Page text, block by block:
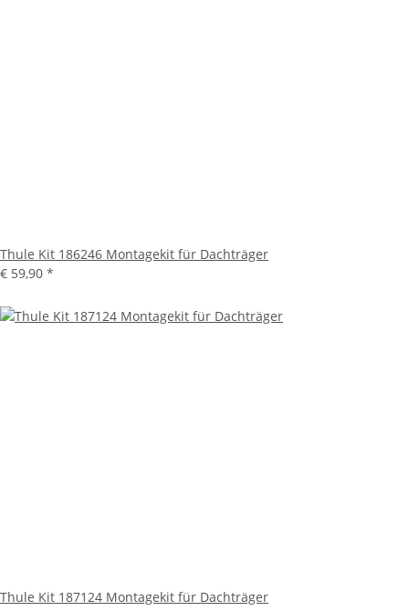
Thule Kit 186246 Montagekit für Dachträger
€ 59,90 *
Thule Kit 187124 Montagekit für Dachträger